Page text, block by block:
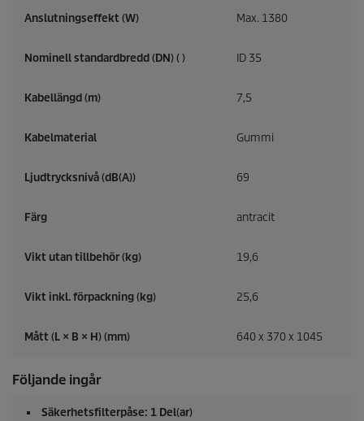
Anslutningseffekt (W) Max. 1380
Nominell standardbredd (DN) ( ) ID 35
Kabellängd (m) 7,5
Kabelmaterial Gummi
Ljudtrycksnivå (dB(A)) 69
Färg antracit
Vikt utan tillbehör (kg) 19,6
Vikt inkl. förpackning (kg) 25,6
Mått (L × B × H) (mm) 640 x 370 x 1045
Följande ingår
Säkerhetsfilterpåse: 1 Del(ar)